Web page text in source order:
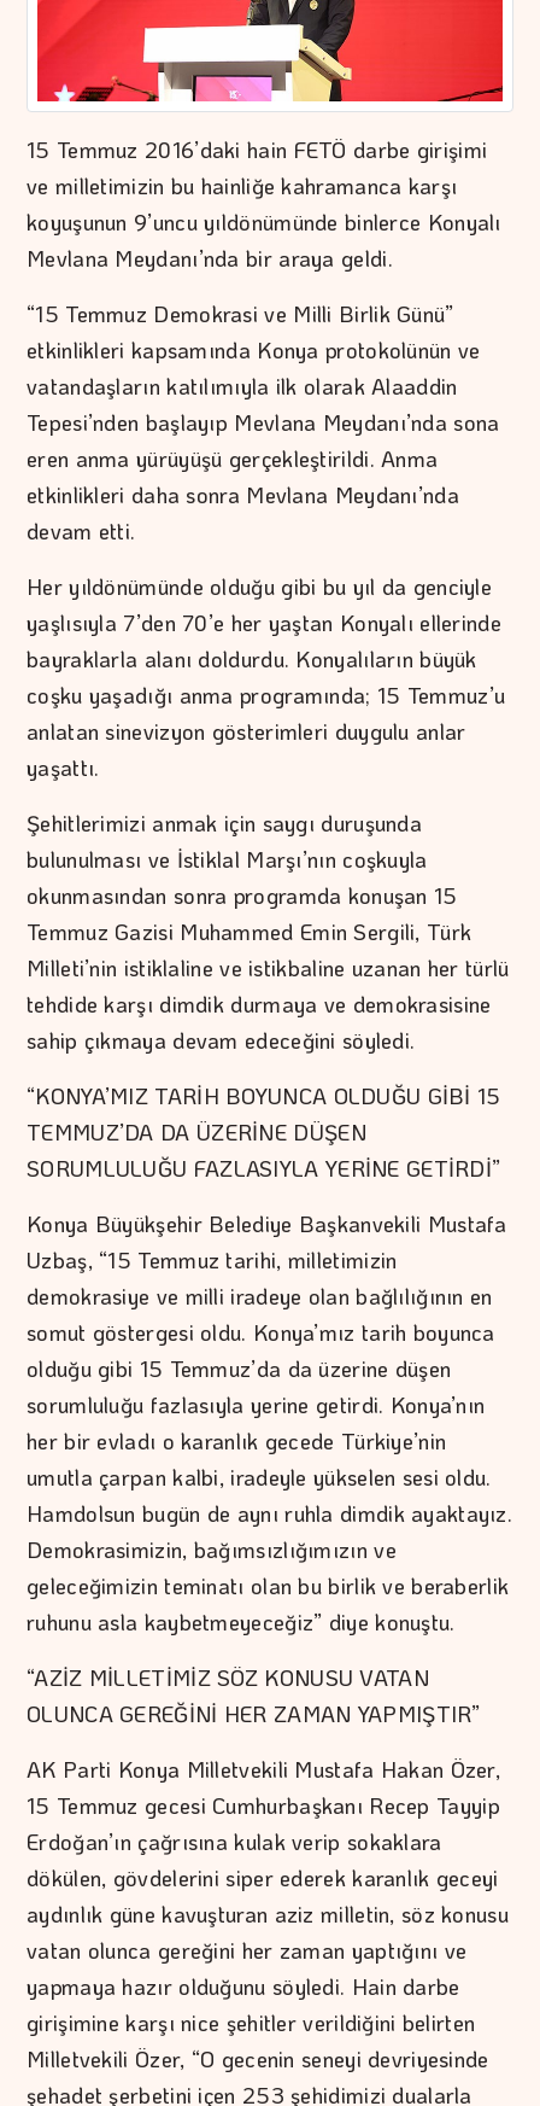
15 Temmuz 2016’daki hain FETÖ darbe girişimi
ve milletimizin bu hainliğe kahramanca karşı
koyuşunun 9’uncu yıldönümünde binlerce Konyalı
Mevlana Meydanı’nda bir araya geldi.
“15 Temmuz Demokrasi ve Milli Birlik Günü”
etkinlikleri kapsamında Konya protokolünün ve
vatandaşların katılımıyla ilk olarak Alaaddin
Tepesi’nden başlayıp Mevlana Meydanı’nda sona
eren anma yürüyüşü gerçekleştirildi. Anma
etkinlikleri daha sonra Mevlana Meydanı’nda
devam etti.
Her yıldönümünde olduğu gibi bu yıl da genciyle
yaşlısıyla 7’den 70’e her yaştan Konyalı ellerinde
bayraklarla alanı doldurdu. Konyalıların büyük
coşku yaşadığı anma programında; 15 Temmuz’u
anlatan sinevizyon gösterimleri duygulu anlar
yaşattı.
Şehitlerimizi anmak için saygı duruşunda
bulunulması ve İstiklal Marşı’nın coşkuyla
okunmasından sonra programda konuşan 15
Temmuz Gazisi Muhammed Emin Sergili, Türk
Milleti’nin istiklaline ve istikbaline uzanan her türlü
tehdide karşı dimdik durmaya ve demokrasisine
sahip çıkmaya devam edeceğini söyledi.
“KONYA’MIZ TARİH BOYUNCA OLDUĞU GİBİ 15
TEMMUZ’DA DA ÜZERİNE DÜŞEN
SORUMLULUĞU FAZLASIYLA YERİNE GETİRDİ”
Konya Büyükşehir Belediye Başkanvekili Mustafa
Uzbaş, “15 Temmuz tarihi, milletimizin
demokrasiye ve milli iradeye olan bağlılığının en
somut göstergesi oldu. Konya’mız tarih boyunca
olduğu gibi 15 Temmuz’da da üzerine düşen
sorumluluğu fazlasıyla yerine getirdi. Konya’nın
her bir evladı o karanlık gecede Türkiye’nin
umutla çarpan kalbi, iradeyle yükselen sesi oldu.
Hamdolsun bugün de aynı ruhla dimdik ayaktayız.
Demokrasimizin, bağımsızlığımızın ve
geleceğimizin teminatı olan bu birlik ve beraberlik
ruhunu asla kaybetmeyeceğiz” diye konuştu.
“AZİZ MİLLETİMİZ SÖZ KONUSU VATAN
OLUNCA GEREĞİNİ HER ZAMAN YAPMIŞTIR”
AK Parti Konya Milletvekili Mustafa Hakan Özer,
15 Temmuz gecesi Cumhurbaşkanı Recep Tayyip
Erdoğan’ın çağrısına kulak verip sokaklara
dökülen, gövdelerini siper ederek karanlık geceyi
aydınlık güne kavuşturan aziz milletin, söz konusu
vatan olunca gereğini her zaman yaptığını ve
yapmaya hazır olduğunu söyledi. Hain darbe
girişimine karşı nice şehitler verildiğini belirten
Milletvekili Özer, “O gecenin seneyi devriyesinde
şehadet şerbetini içen 253 şehidimizi dualarla